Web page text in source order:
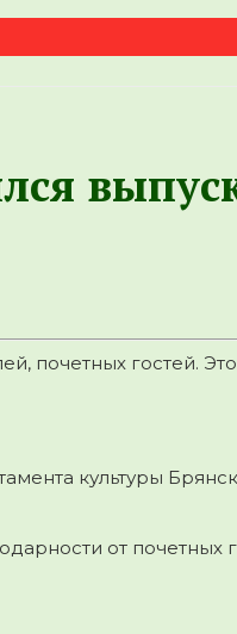
почетных гостей.
культуры
от почетных